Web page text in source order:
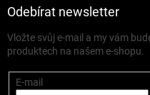
Odebírat newsletter
Vložte svůj e-mail a my vám
produktech na našem e-shopu.
E-mail